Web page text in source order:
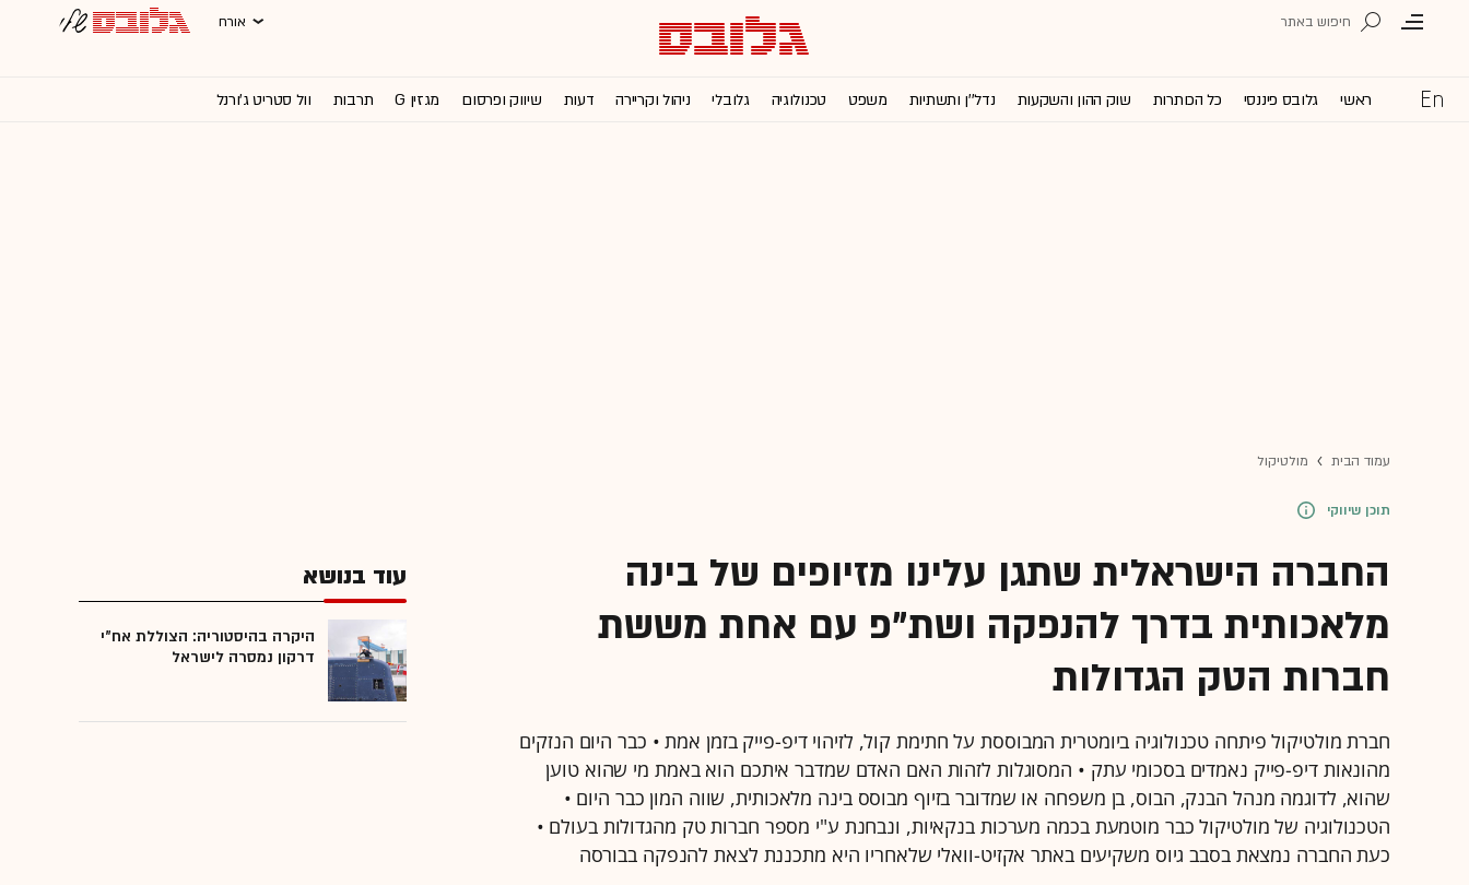
אורח
ראשי גלובס פיננסי כל הכותרות שוק ההון והשקעות נדל''ן ותשתיות משפט טכנולוגיה גלובלי ניהול וקריירה דעות שיווק ופרסום מגזין G תרבות וול סטריט ג'ורנל
עמוד הבית מולטיקול
תוכן שיווקי
החברה הישראלית שתגן עלינו מזיופים של בינה
מלאכותית בדרך להנפקה ושת"פ עם אחת מששת
חברות הטק הגדולות
חברת מולטיקול פיתחה טכנולוגיה ביומטרית המבוססת על חתימת קול, לזיהוי דיפ-פייק בזמן אמת • כבר היום הנזקים
מהונאות דיפ-פייק נאמדים בסכומי עתק • המסוגלות לזהות האם האדם שמדבר איתכם הוא באמת מי שהוא טוען
שהוא, לדוגמה מנהל הבנק, הבוס, בן משפחה או שמדובר בזיוף מבוסס בינה מלאכותית, שווה המון כבר היום •
הטכנולוגיה של מולטיקול כבר מוטמעת בכמה מערכות בנקאיות, ונבחנת ע"י מספר חברות טק מהגדולות בעולם •
כעת החברה נמצאת בסבב גיוס משקיעים באתר אקזיט-וואלי שלאחריו היא מתכננת לצאת להנפקה בבורסה
עוד בנושא
היקרה בהיסטוריה: הצוללת אח"י
דרקון נמסרה לישראל